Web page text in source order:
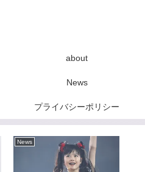
about
News
プライバシーポリシー
News